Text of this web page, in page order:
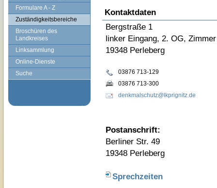
Formulare A - Z
Zuständigkeitsbereiche
Broschüren des
Landkreises
Linksammlung
Online-Dienste
Suche
Kontaktdaten
Bergstraße 1
linker Eingang, 2. OG,
19348 Perleberg
03876 713-129
03876 713-300
denkmalschutz@lkprignitz.de
Postanschrift:
Berliner Str. 49
19348 Perleberg
Sprechzeiten